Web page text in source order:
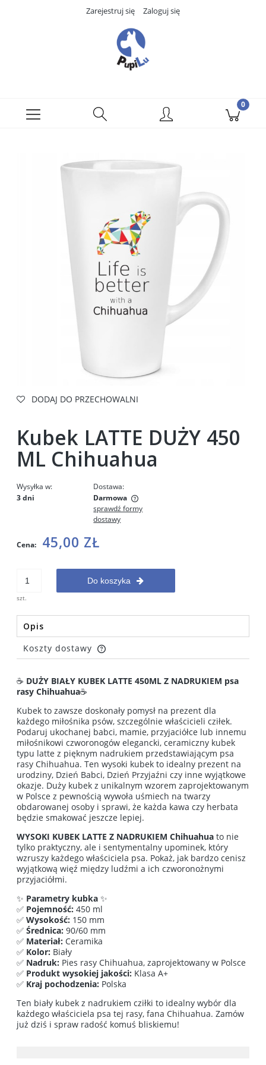
Zarejestruj się Zaloguj się
DODAJ DO PRZECHOWALNI
Kubek LATTE DUŻY 450
ML Chihuahua
Wysyłka w:
3 dni
Dostawa:
Darmowa
Cena nie zawiera ewentualnych kosztów płatności
sprawdź formy
dostawy
Cena: 45,00 ZŁ
szt.
Do koszyka
Opis
Koszty dostawy
Cena nie zawiera ewentualnych kosztów płatności
☕ DUŻY BIAŁY KUBEK LATTE 450ML Z NADRUKIEM psa
rasy Chihuahua☕
Kubek to zawsze doskonały pomysł na prezent dla
każdego miłośnika psów, szczególnie właścicieli cziłek.
Podaruj ukochanej babci, mamie, przyjaciółce lub innemu
miłośnikowi czworonogów elegancki, ceramiczny kubek
typu latte z pięknym nadrukiem przedstawiającym psa
rasy Chihuahua. Ten wysoki kubek to idealny prezent na
urodziny, Dzień Babci, Dzień Przyjaźni czy inne wyjątkowe
okazje. Duży kubek z unikalnym wzorem zaprojektowanym
w Polsce z pewnością wywoła uśmiech na twarzy
obdarowanej osoby i sprawi, że każda kawa czy herbata
będzie smakować jeszcze lepiej.
WYSOKI KUBEK LATTE Z NADRUKIEM Chihuahua to nie
tylko praktyczny, ale i sentymentalny upominek, który
wzruszy każdego właściciela psa. Pokaż, jak bardzo cenisz
wyjątkową więź między ludźmi a ich czworonożnymi
przyjaciółmi.
✨ Parametry kubka ✨
✅ Pojemność: 450 ml
✅ Wysokość: 150 mm
✅ Średnica: 90/60 mm
✅ Materiał: Ceramika
✅ Kolor: Biały
✅ Nadruk: Pies rasy Chihuahua, zaprojektowany w Polsce
✅ Produkt wysokiej jakości: Klasa A+
✅ Kraj pochodzenia: Polska
Ten biały kubek z nadrukiem cziłki to idealny wybór dla
każdego właściciela psa tej rasy, fana Chihuahua. Zamów
już dziś i spraw radość komuś bliskiemu!